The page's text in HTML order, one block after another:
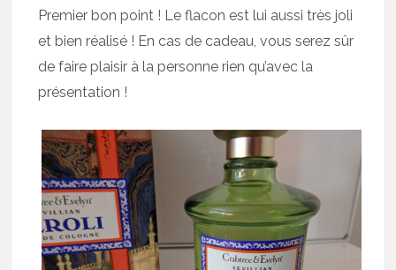
Premier bon point ! Le flacon est lui aussi très joli
et bien réalisé ! En cas de cadeau, vous serez sûr
de faire plaisir à la personne rien qu’avec la
présentation !